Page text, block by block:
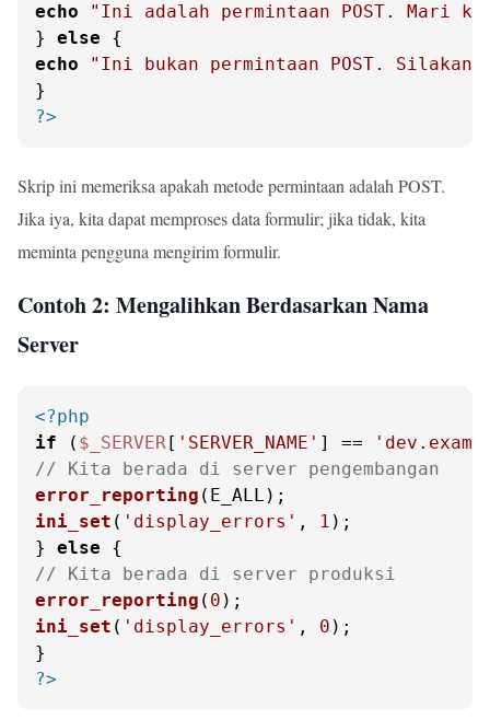
echo
"Ini adalah permintaan POST. Mari
} else
echo
"Ini bukan permintaan POST.
?>
Skrip ini memeriksa apakah metode permintaan adalah POST.
Jika iya, kita dapat memproses data formulir; jika tidak, kita
meminta pengguna mengirim formulir.
Contoh 2: Mengalihkan Berdasarkan Nama
Server
<?php
if ( $_SERVER[ 'SERVER_NAME' ] ==
// Kita berada di server pengembangan
error_reporting
ini_set ( 'display_errors' , 1 );
} else
// Kita berada di server produksi
error_reporting ( 0
ini_set ( 'display_errors' , 0 );
?>